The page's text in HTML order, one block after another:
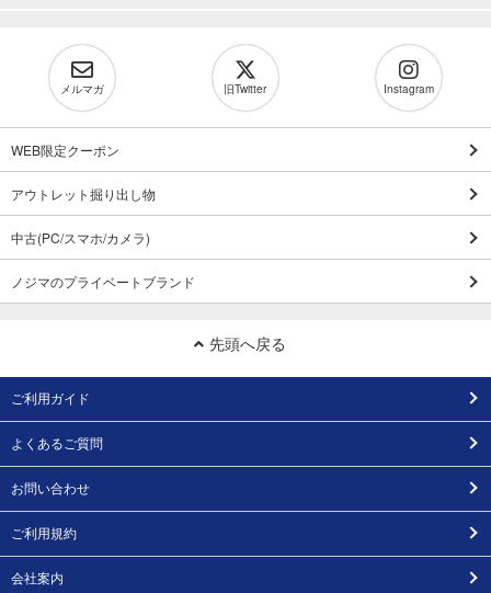
メルマガ 旧Twitter Instagram
WEB限定クーポン
アウトレット掘り出し物
中古(PC/スマホ/カメラ)
ノジマのプライベートブランド
先頭へ戻る
ご利用ガイド
よくあるご質問
お問い合わせ
ご利用規約
会社案内